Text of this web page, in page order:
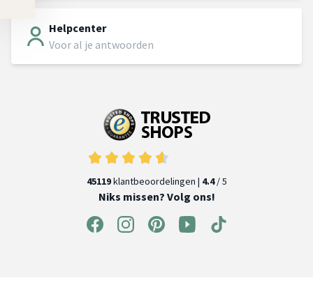
Helpcenter
Voor al je antwoorden
45119klantbeoordelingen | 4.4/ 5
Niks missen? Volg ons!